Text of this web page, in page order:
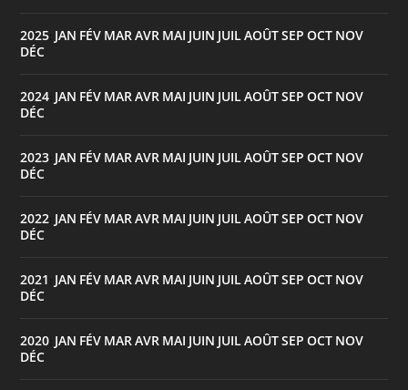
2025 JAN FÉV MAR AVR MAI JUIN JUIL AOÛTSEP OCT NOV
DÉC
2024 JAN FÉV MAR AVR MAI JUIN JUIL AOÛTSEP OCT NOV
DÉC
2023 JAN FÉV MAR AVR MAI JUIN JUIL AOÛTSEP OCT NOV
DÉC
2022 JAN FÉV MAR AVR MAI JUIN JUIL AOÛTSEP OCT NOV
DÉC
2021 JAN FÉV MAR AVR MAI JUIN JUIL AOÛTSEP OCT NOV
DÉC
2020 JAN FÉV MAR AVR MAI JUIN JUIL AOÛTSEP OCT NOV
DÉC